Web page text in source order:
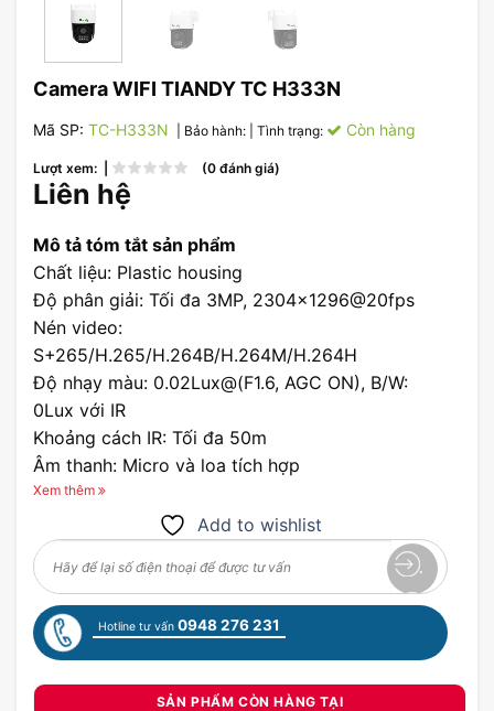
Camera WIFI TIANDY TC H333N
Mã SP: TC-H333N | Bảo hành: | Tình trạng: Còn hàng
Lượt xem: | (0 đánh giá)
Liên hệ
Mô tả tóm tắt sản phẩm
Chất liệu: Plastic housing
Độ phân giải: Tối đa 3MP, 2304×1296@20fps
Nén video:
S+265/H.265/H.264B/H.264M/H.264H
Độ nhạy màu: 0.02Lux@(F1.6, AGC ON), B/W:
0Lux với IR
Khoảng cách IR: Tối đa 50m
Âm thanh: Micro và loa tích hợp
Hỗ trợ lưu trữ: Hỗ trợ thẻ
microSD/microSDHC/microSDXC, tối đa 512GB
Điều kiện hoạt động: -30℃~60℃
(-22℉~140℉), ≤95%RH
Nguồn cấp: DC12V±25%, Tối đa 12W
Khả năng chống thấm: IP66
Xem thêm
Add to wishlist
Hotline tư vấn 0948 276 231
SẢN PHẨM CÒN HÀNG TẠI